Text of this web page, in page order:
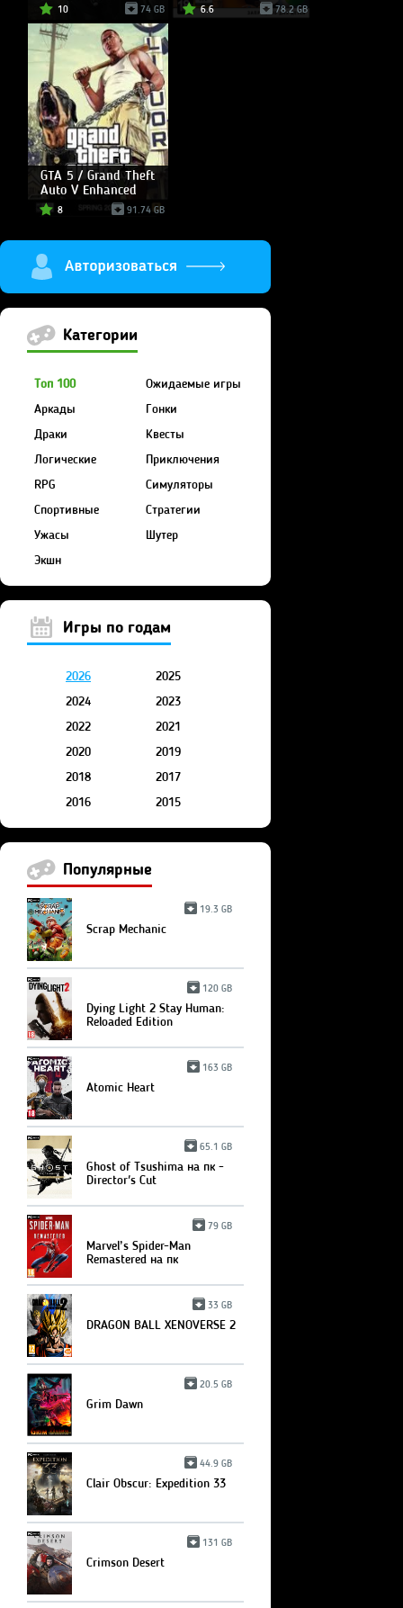
10 74 GB 6.6 78.2 GB
GTA 5 / Grand Theft
Auto V Enhanced
8 91.74 GB
Категории
Топ 100
Ожидаемые игры
Аркады
Гонки
Драки
Квесты
Логические
Приключения
RPG
Симуляторы
Спортивные
Стратегии
Ужасы
Шутер
Экшн
Игры по годам
2026
2025
2024
2023
2022
2021
2020
2019
2018
2017
2016
2015
Популярные
19.3 GB
Scrap Mechanic
120 GB
Dying Light 2 Stay Human:
Reloaded Edition
163 GB
Atomic Heart
65.1 GB
Ghost of Tsushima на пк -
Director's Cut
79 GB
Marvel’s Spider-Man
Remastered на пк
33 GB
DRAGON BALL XENOVERSE 2
20.5 GB
Grim Dawn
44.9 GB
Clair Obscur: Expedition 33
131 GB
Crimson Desert